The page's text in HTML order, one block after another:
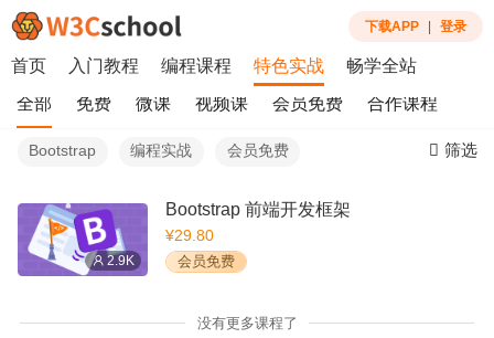
下载APP 登录
首页 入门教程 编程课程 特色实战 畅学全站
全部 免费 微课 视频课 会员免费 合作课程
Bootstrap 编程实战 会员免费 筛选
2.9K
Bootstrap 前端开发框架
¥29.80
会员免费
没有更多课程了